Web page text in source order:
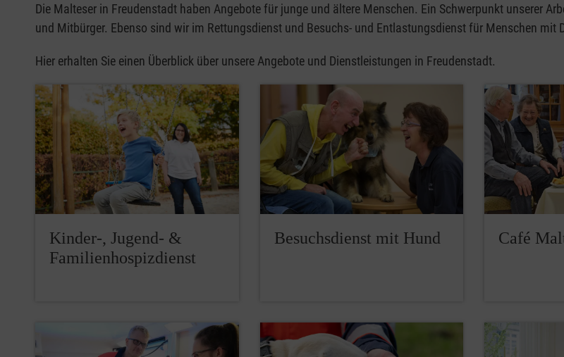
Die Malteser in Freudenstadt haben Angebote für junge und ältere Menschen. Ein Schwerpunkt unserer
und Mitbürger. Ebenso sind wir im Rettungsdienst und Besuchs- und Entlastungsdienst für Menschen mit
Hier erhalten Sie einen Überblick über unsere Angebote und Dienstleistungen in Freudenstadt.
Kinder-, Jugend- &
Familienhospizdienst
Besuchsdienst mit Hund Café